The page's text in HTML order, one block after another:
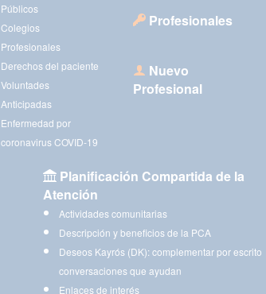
Públicos
Colegios
Profesionales
Derechos del paciente
Voluntades
Anticipadas
Enfermedad por
coronavirus COVID-19
Profesionales
Nuevo
Profesional
Planificación Compartida de la
Atención
Actividades comunitarias
Descripción y beneficios de la PCA
Deseos Kayrós (DK): complementar por escrito
conversaciones que ayudan
Enlaces de interés